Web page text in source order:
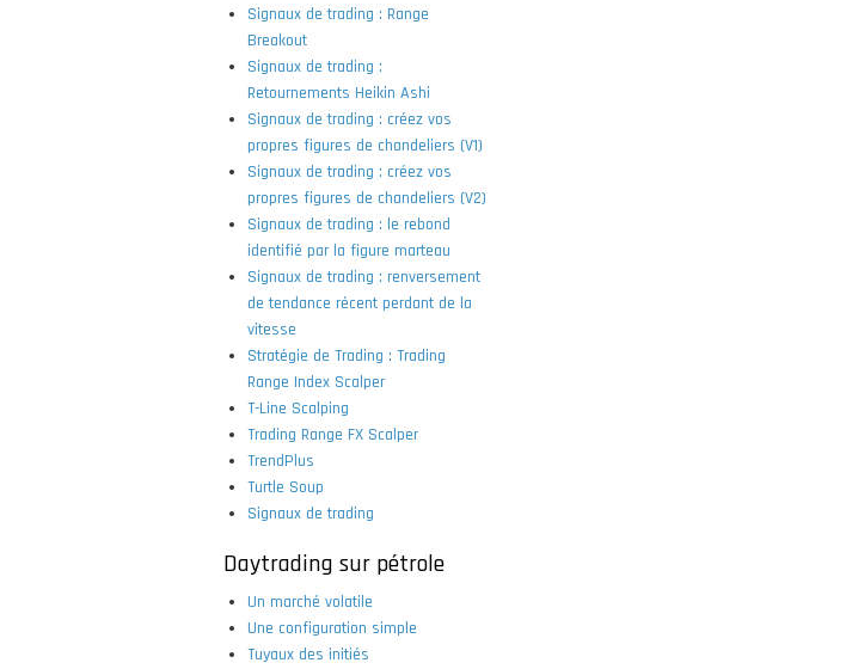
Signaux de trading : Range
Breakout
Signaux de trading :
Retournements Heikin Ashi
Signaux de trading : créez vos
propres figures de chandeliers (V1)
Signaux de trading : créez vos
propres figures de chandeliers (V2)
Signaux de trading : le rebond
identifié par la figure marteau
Signaux de trading : renversement
de tendance récent perdant de la
vitesse
Stratégie de Trading : Trading
Range Index Scalper
T-Line Scalping
Trading Range FX Scalper
TrendPlus
Turtle Soup
Signaux de trading
Daytrading sur pétrole
Un marché volatile
Une configuration simple
Tuyaux des initiés